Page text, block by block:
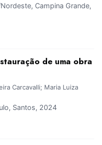
Campina Grande,
de uma obra
Carcavalli; Maria Luiza
Santos, 2024